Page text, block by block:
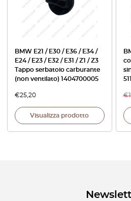
BMW E21 / E30 / E36 / E34 /
E24 / E23 / E32 / E31 / Z1 / Z3
Tappo serbatoio carburante
(non ventilato) 1404700005
€25,20
Visualizza prodotto
€